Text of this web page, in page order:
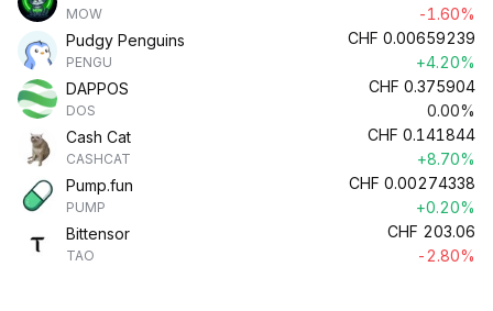
MOW
-1.60%
Pudgy Penguins
PENGU
CHF 0.00659239
+4.20%
DAPPOS
DOS
CHF 0.375904
0.00%
Cash Cat
CASHCAT
CHF 0.141844
+8.70%
Pump.fun
PUMP
CHF 0.00274338
+0.20%
Bittensor
TAO
CHF 203.06
-2.80%